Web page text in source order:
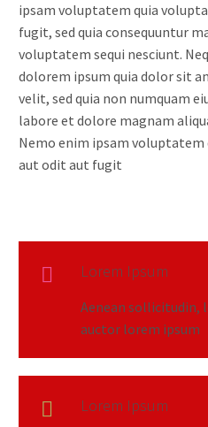
ipsam voluptatem quia
fugit, sed quia consequuntur
voluptatem sequi nesciunt.
dolorem ipsum quia dolor sit
velit, sed quia non numquam
labore et dolore magnam
Nemo enim ipsam
aut odit aut fugit
 Lorem Ipsum
Aenean sollicitudin,
auctor lorem ipsum
 Lorem Ipsum